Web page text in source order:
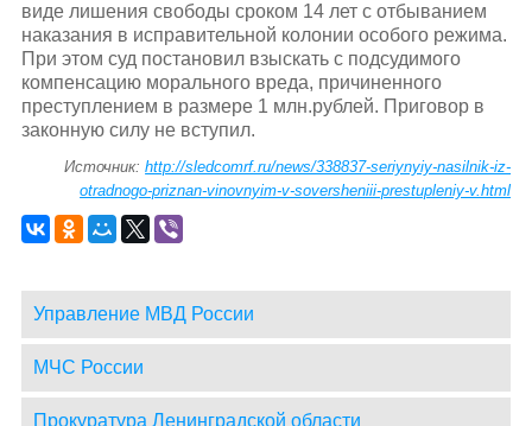
виде лишения свободы сроком 14 лет с отбыванием
наказания в исправительной колонии особого режима.
При этом суд постановил взыскать с подсудимого
компенсацию морального вреда, причиненного
преступлением в размере 1 млн.рублей. Приговор в
законную силу не вступил.
Источник:http://sledcomrf.ru/news/338837-seriynyiy-nasilnik-iz-
otradnogo-priznan-vinovnyim-v-soversheniii-prestupleniy-v.html
Управление МВД России
МЧС России
Прокуратура Ленинградской области